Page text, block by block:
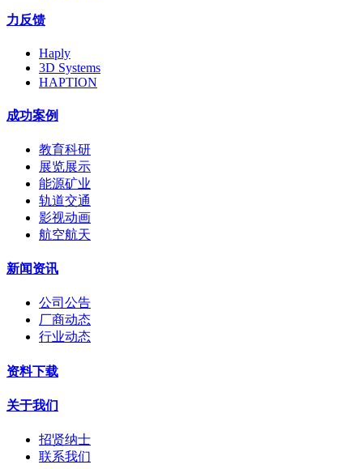
力反馈
Haply
3D Systems
HAPTION
成功案例
教育科研
展览展示
能源矿业
轨道交通
影视动画
航空航天
新闻资讯
公司公告
厂商动态
行业动态
资料下载
关于我们
招贤纳士
联系我们